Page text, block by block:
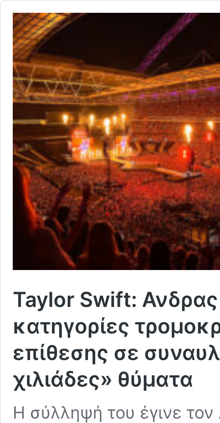
Taylor Swift: Ανδρας
κατηγορίες
επίθεσης σε
χιλιάδες» θύματα
Η σύλληψή του έγινε